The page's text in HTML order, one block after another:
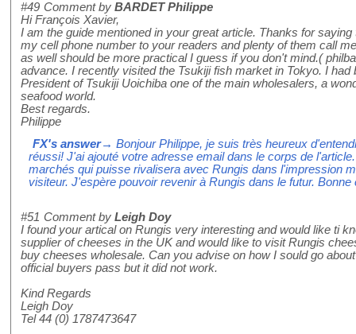
#49 Comment by BARDET Philippe
Hi François Xavier,
I am the guide mentioned in your great article. Thanks for
my cell phone number to your readers and plenty of them call
as well should be more practical I guess if you don't mind.(
advance. I recently visited the Tsukiji fish market in Tokyo. I
President of Tsukiji Uoichiba one of the main wholesalers, a
seafood world.
Best regards.
Philippe
FX's answer→ Bonjour Philippe, je suis très heureux
réussi! J'ai ajouté votre adresse email dans le corps de
marchés qui puisse rivalisera avec Rungis dans l'impression
visiteur. J'espère pouvoir revenir à Rungis dans le futur. Bonne
#51 Comment by Leigh Doy
I found your artical on Rungis very interesting and would like ti
supplier of cheeses in the UK and would like to visit Rungis
buy cheeses wholesale. Can you advise on how I sould go
official buyers pass but it did not work.
Kind Regards
Leigh Doy
Tel 44 (0) 1787473647